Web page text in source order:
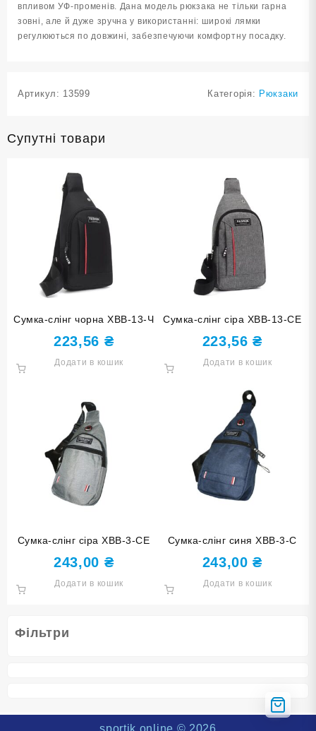
Фільтри
впливом УФ-променів. Дана модель рюкзака не тільки гарна
зовні, але й дуже зручна у використанні: широкі лямки
регулюються по довжині, забезпечуючи комфортну посадку.
Артикул: 13599 Категорія: Рюкзаки
Супутні товари
Сумка-слінг чорна ХВВ-13-Ч
223,56 ₴
Додати в кошик
Сумка-слінг сіра ХВВ-13-СЕ
223,56₴
Додати в кошик
Сумка-слінг сіра ХВВ-3-СЕ
243,00 ₴
Додати в кошик
Сумка-слінг синя ХВВ-3-С
243,00₴
Додати в кошик